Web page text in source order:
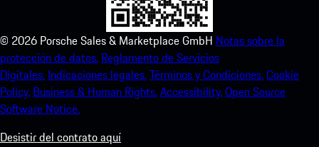
© 2026 Porsche Sales & Marketplace GmbH Notas sobre la
protección de datos. Reglamento de Servicios
Digitales. Indicaciones legales.Términos y Condiciones.Cookie
Policy. Business & Human Rights.Accessibility.Open Source
Software Notice.
Desistir del contrato aquí